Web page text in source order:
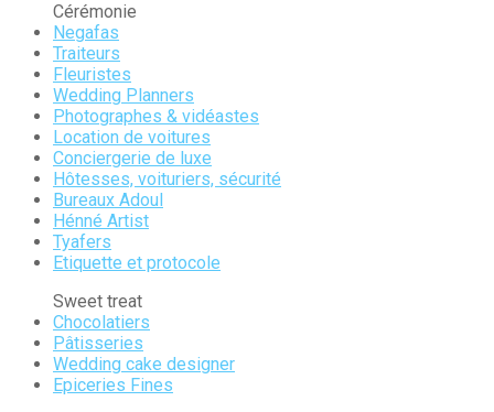
Cérémonie
Negafas
Traiteurs
Fleuristes
Wedding Planners
Photographes & vidéastes
Location de voitures
Conciergerie de luxe
Hôtesses, voituriers, sécurité
Bureaux Adoul
Hénné Artist
Tyafers
Etiquette et protocole
Sweet treat
Chocolatiers
Pâtisseries
Wedding cake designer
Epiceries Fines